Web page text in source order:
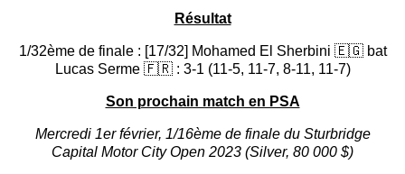
Résultat
1/32ème de finale : [17/32] Mohamed El Sherbini 🇪🇬 bat
Lucas Serme 🇫🇷 : 3-1 (11-5, 11-7, 8-11, 11-7)
Son prochain match en PSA
Mercredi 1er février, 1/16ème de finale du Sturbridge
Capital Motor City Open 2023 (Silver, 80 000 $)